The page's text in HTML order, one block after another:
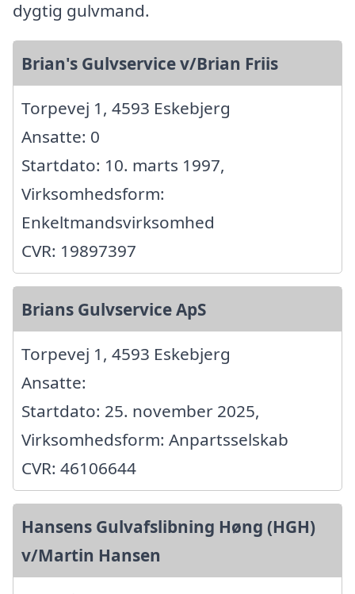
dygtig gulvmand.
Brian's Gulvservice v/Brian Friis
Torpevej 1, 4593 Eskebjerg
Ansatte: 0
Startdato: 10. marts 1997,
Virksomhedsform:
Enkeltmandsvirksomhed
CVR: 19897397
Brians Gulvservice ApS
Torpevej 1, 4593 Eskebjerg
Ansatte:
Startdato: 25. november 2025,
Virksomhedsform: Anpartsselskab
CVR: 46106644
Hansens Gulvafslibning Høng (HGH)
v/Martin Hansen